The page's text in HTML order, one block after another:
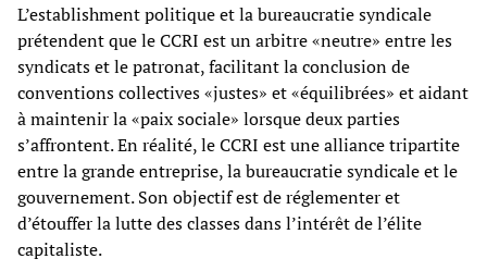
L’establishment politique et la bureaucratie syndicale
prétendent que le CCRI est un arbitre «neutre» entre les
syndicats et le patronat, facilitant la conclusion de
conventions collectives «justes» et «équilibrées» et aidant
à maintenir la «paix sociale» lorsque deux parties
s’affrontent. En réalité, le CCRI est une alliance tripartite
entre la grande entreprise, la bureaucratie syndicale et le
gouvernement. Son objectif est de réglementer et
d’étouffer la lutte des classes dans l’intérêt de l’élite
capitaliste.